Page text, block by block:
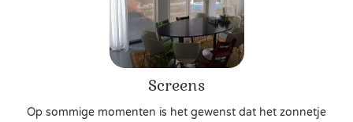
Screens
Op sommige momenten is het gewenst dat het zonnetje